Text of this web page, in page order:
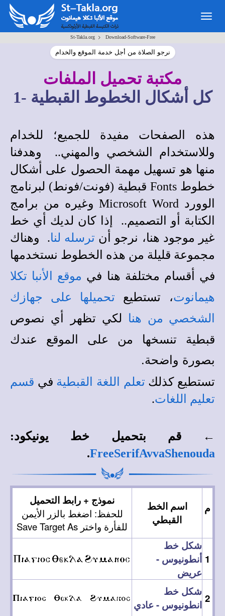
St-Takla.org> Download-Software-Free
نرجو الصلاة من أجل خدمة الموقع والخدام
مكتبة تحميل الملفات
كل أشكال الخطوط القبطية -1
هذه الصفحات مفيدة للجميع؛ للخدام
وللاستخدام الشخصي والمهني.. وهدفنا
منها هو تسهيل مهمة الحصول على أشكال
خطوط Fonts قبطية (فونت/فونط) لبرنامج
الوورد Microsoft Wordوغيره من برامج
الكتابة أو التصميم.. إذا كان لديك أي خط
غير موجود هنا، نرجو أن ترسله لنا. وهناك
مجموعة قليلة من هذه الخطوط نستخدمها
في أقسام مختلفة هنا في موقع الأنبا تكلا
هيمانوت، تستطيع
تحميلها على جهازك
الشخصي من هنا
لكي تظهر أي نصوص
قبطية تنسخها من على الموقع عندك
بصورة واضحة.
تستطيع كذلك تعلم اللغة القبطية في قسم
تعليم اللغات.
← قم بتحميل خط يونيكود:
FreeSerifAvvaShenouda
.
م
اسم الخط
القبطي
نموذج + رابط التحميل
للحفظ: اضغط بالزر الأيمن
للفأرة واختر Save Target As
1
شكل خط
أنطونيوس -
عريض
2
شكل خط
انطونيوس - عادي